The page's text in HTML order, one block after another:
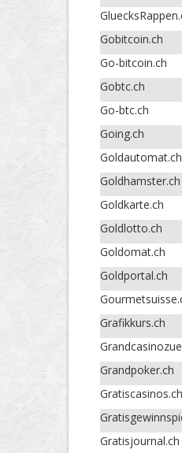
Gobitcoin.ch
Go-bitcoin.ch
Gobtc.ch
Go-btc.ch
Going.ch
Goldautomat.ch
Goldhamster.ch
Goldkarte.ch
Goldlotto.ch
Goldomat.ch
Goldportal.ch
Grafikkurs.ch
Grandpoker.ch
Gratiscasinos.ch
Gratisjournal.ch